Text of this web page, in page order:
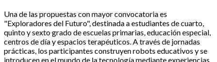
Una de las propuestas con mayor convocatoria es
"Exploradores del Futuro", destinada a estudiantes de cuarto,
quinto y sexto grado de escuelas primarias, educación especial,
centros de día y espacios terapéuticos. A través de jornadas
prácticas, los participantes construyen robots educativos y se
introducen en el mundo de la tecnología mediante experiencias